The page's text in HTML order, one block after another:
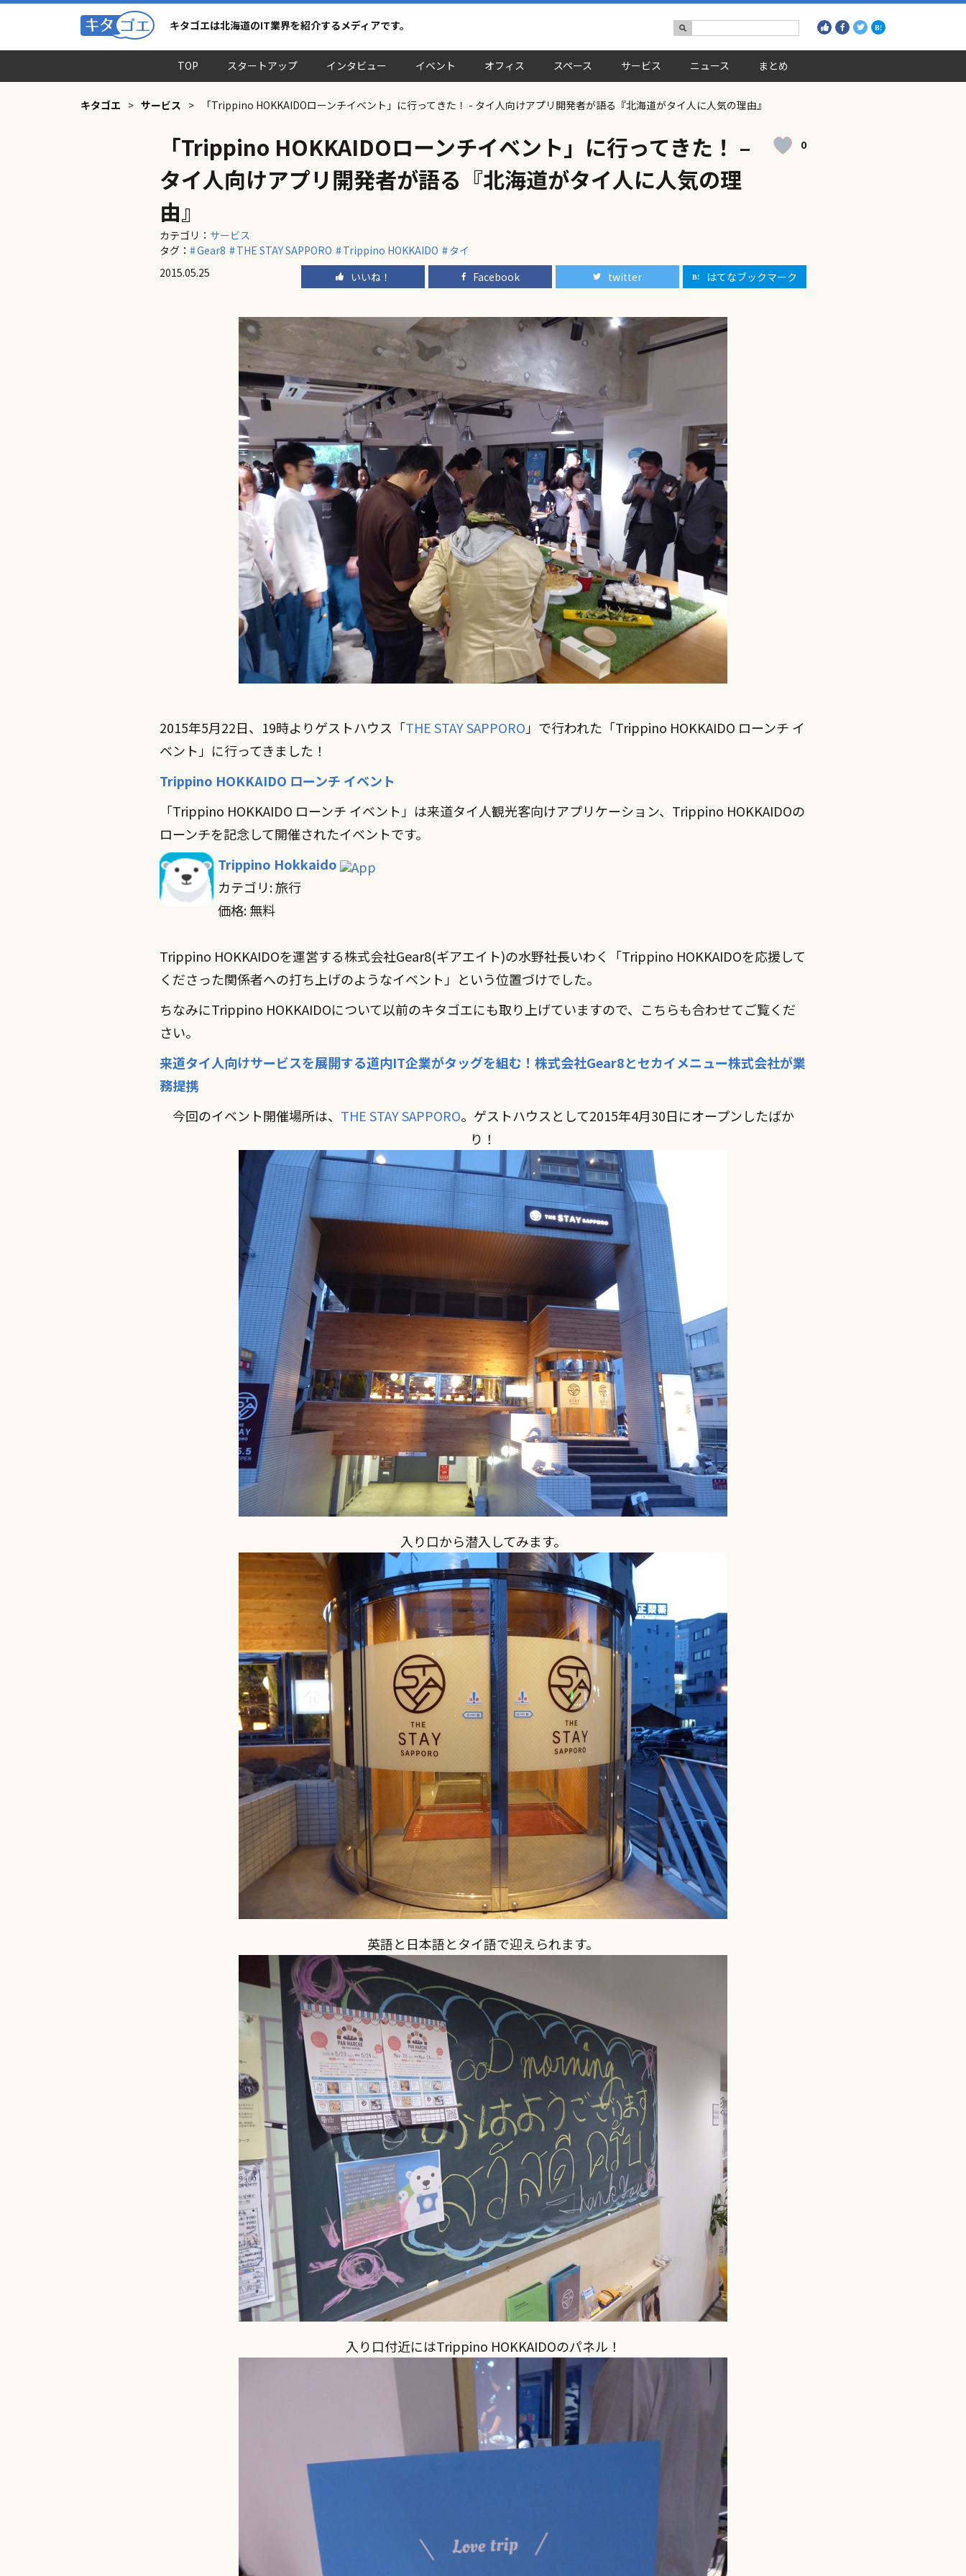
キタゴエは北海道のIT業界を紹介するメディアです。
TOP スタートアップ インタビュー イベント オフィス スペース サービス ニュース まとめ
キタゴエ > サービス > 「Trippino HOKKAIDOローンチイベント」に行ってきた！ - タイ人向けアプリ開発者が語る『北海道がタイ人に人気の理由』
「Trippino HOKKAIDOローンチイベント」に行ってきた！ –
タイ人向けアプリ開発者が語る『北海道がタイ人に人気の理
由』
0
カテゴリ： サービス
タグ：
Gear8 THE STAY SAPPORO Trippino HOKKAIDO
タイ
2015.05.25
2015年5月22日、19時よりゲストハウス「THE STAY SAPPORO 」で行われた「Trippino HOKKAIDO ローンチ イ
ベント」に行ってきました！
Trippino HOKKAIDO ローンチ イベント
「Trippino HOKKAIDO ローンチ イベント」は来道タイ人観光客向けアプリケーション、Trippino HOKKAIDOの
ローンチを記念して開催されたイベントです。
Trippino Hokkaido
カテゴリ: 旅行
価格: 無料
Trippino HOKKAIDOを運営する株式会社Gear8(ギアエイト)の水野社長いわく「Trippino HOKKAIDOを応援して
くださった関係者への打ち上げのようなイベント」という位置づけでした。
ちなみにTrippino HOKKAIDOについて以前のキタゴエにも取り上げていますので、こちらも合わせてご覧くだ
さい。
来道タイ人向けサービスを展開する道内IT企業がタッグを組む！株式会社Gear8とセカイメニュー株式会社が業
務提携
今回のイベント開催場所は、 THE STAY SAPPORO。ゲストハウスとして2015年4月30日にオープンしたばか
り！
入り口から潜入してみます。
英語と日本語とタイ語で迎えられます。
入り口付近にはTrippino HOKKAIDOのパネル！